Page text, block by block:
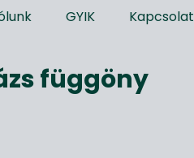
GYIK Kapcsolat
függöny